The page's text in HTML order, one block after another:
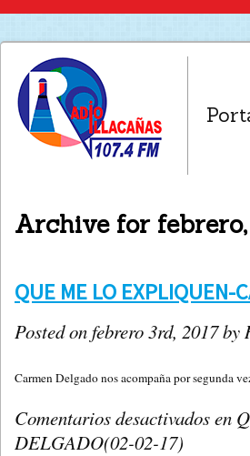
Archive for febrero,
QUE ME LO EXPLIQUEN-
Posted on febrero 3rd, 2017
Carmen Delgado nos acompaña por segunda
Comentarios desactivadosen
DELGADO(02-02-17)